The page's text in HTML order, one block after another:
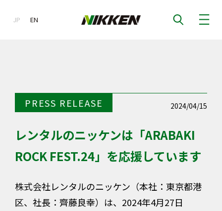
EN
JP EN
PRESS RELEASE 2024/04/15
レンタルのニッケンは「ARABAKI
ROCK FEST.24」を応援しています
株式会社レンタルのニッケン（本社：東京都港
区、社長：齊藤良幸）は、2024年4月27日